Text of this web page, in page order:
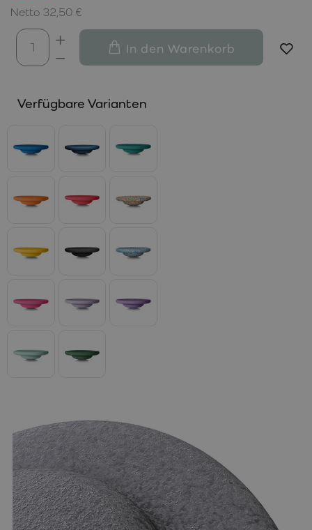
Netto 32,50 €
In den Warenkorb
Verfügbare Varianten